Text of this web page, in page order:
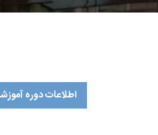
اطلاعات دوره